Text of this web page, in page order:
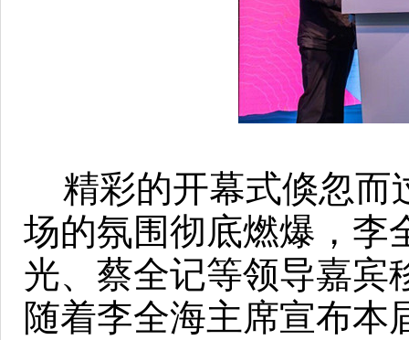
精彩的开幕式倏忽而
场的氛围彻底燃爆，李
光、蔡全记等领导嘉宾
随着李全海主席宣布本